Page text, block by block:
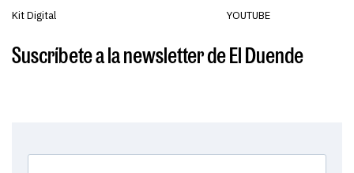
Kit Digital
YOUTUBE
Suscríbete a la newsletter de El Duende